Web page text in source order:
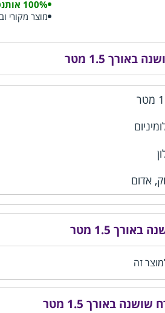
100% אותנטי
מוצר מקורי
1.5 מטר
אדום
1.5 מטר
זה
באורך 1.5 מטר